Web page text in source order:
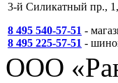
3-й Силикатный пр., 1,
8 495 540-57-51 -
8 495 225-57-51 -
ООО